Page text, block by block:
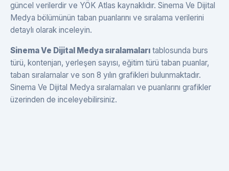
güncel verilerdir ve YÖK Atlas kaynaklıdır. Sinema Ve Dijital
Medya bölümünün taban puanlarını ve sıralama verilerini
detaylı olarak inceleyin.
Sinema Ve Dijital Medya sıralamaları tablosunda burs
türü, kontenjan, yerleşen sayısı, eğitim türü taban puanlar,
taban sıralamalar ve son 8 yılın grafikleri bulunmaktadır.
Sinema Ve Dijital Medya sıralamaları ve puanlarını grafikler
üzerinden de inceleyebilirsiniz.